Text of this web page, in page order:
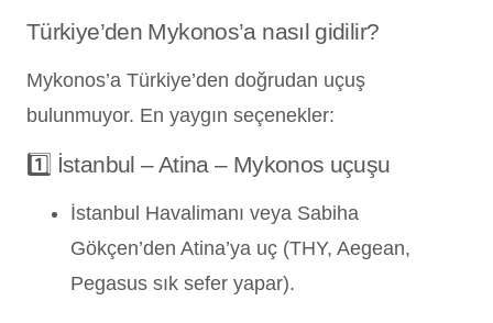
Türkiye’den Mykonos’a nasıl gidilir?
Mykonos’a Türkiye’den doğrudan uçuş
bulunmuyor. En yaygın seçenekler:
1️⃣ İstanbul – Atina – Mykonos uçuşu
İstanbul Havalimanı veya Sabiha
Gökçen’den Atina’ya uç (THY, Aegean,
Pegasus sık sefer yapar).